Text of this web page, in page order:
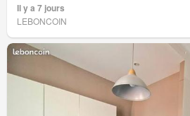
Il y a 7 jours
LEBONCOIN